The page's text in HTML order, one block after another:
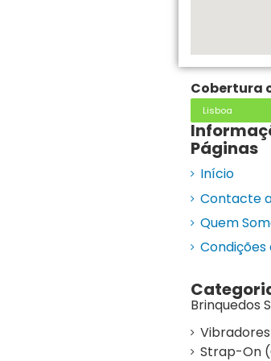
Cobertura
Lisboa
Páginas
Início
Contacte
Quem
Condições
Brinquedos
Vibradores
Strap-On